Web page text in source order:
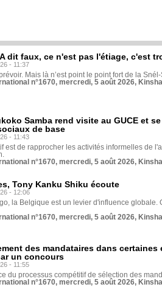
dit faux, ce n'est pas l'étiage, c'est
- 11:37
Mais là n’est point le point fort de la
n°1670, mercredi, 5 août 2026,
Samba rend visite au GUCE et
de base
- 11:43
est de rapprocher les activités informelles de
n°1670, mercredi, 5 août 2026,
Tony Kanku Shiku écoute
- 12:06
la Belgique est un levier d'influence globale.
n°1670, mercredi, 5 août 2026,
des mandataires dans
un concours
- 11:55
du processus compétitif de sélection des
n°1670, mercredi, 5 août 2026,